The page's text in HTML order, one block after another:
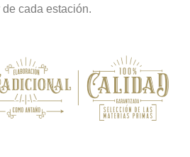
de cada estación.